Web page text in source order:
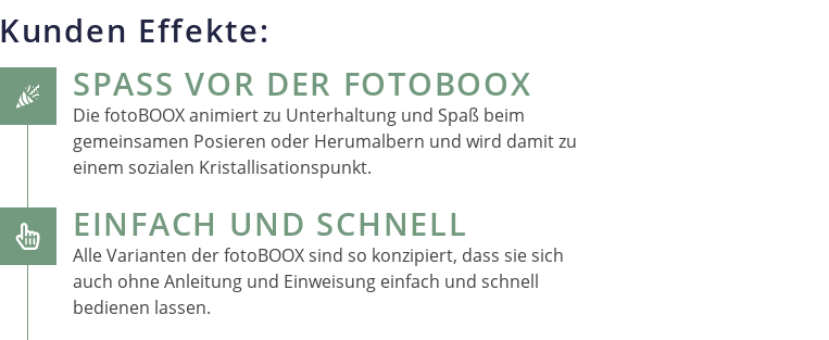
Kunden Effekte:
SPASS VOR DER FOTOBOOX
Die fotoBOOX animiert zu Unterhaltung und Spaß beim
gemeinsamen Posieren oder Herumalbern und wird damit zu
einem sozialen Kristallisationspunkt.
EINFACH UND SCHNELL
Alle Varianten der fotoBOOX sind so konzipiert, dass sie sich
auch ohne Anleitung und Einweisung einfach und schnell
bedienen lassen.